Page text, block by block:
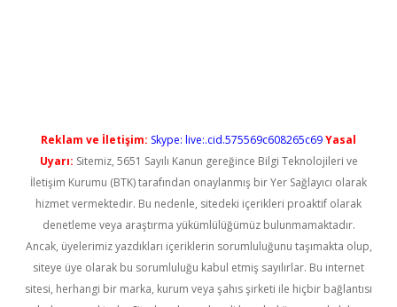
Reklam ve İletişim: Skype: live:.cid.575569c608265c69Yasal
Uyarı: Sitemiz, 5651 Sayılı Kanun gereğince Bilgi Teknolojileri ve
İletişim Kurumu (BTK) tarafından onaylanmış bir Yer Sağlayıcı olarak
hizmet vermektedir. Bu nedenle, sitedeki içerikleri proaktif olarak
denetleme veya araştırma yükümlülüğümüz bulunmamaktadır.
Ancak, üyelerimiz yazdıkları içeriklerin sorumluluğunu taşımakta olup,
siteye üye olarak bu sorumluluğu kabul etmiş sayılırlar. Bu internet
sitesi, herhangi bir marka, kurum veya şahıs şirketi ile hiçbir bağlantısı